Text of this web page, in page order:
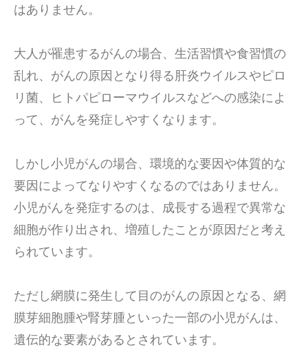
はありません。
大人が罹患するがんの場合、生活習慣や食習慣の
乱れ、がんの原因となり得る肝炎ウイルスやピロ
リ菌、ヒトパピローマウイルスなどへの感染によ
って、がんを発症しやすくなります。
しかし小児がんの場合、環境的な要因や体質的な
要因によってなりやすくなるのではありません。
小児がんを発症するのは、成長する過程で異常な
細胞が作り出され、増殖したことが原因だと考え
られています。
ただし網膜に発生して目のがんの原因となる、網
膜芽細胞腫や腎芽腫といった一部の小児がんは、
遺伝的な要素があるとされています。